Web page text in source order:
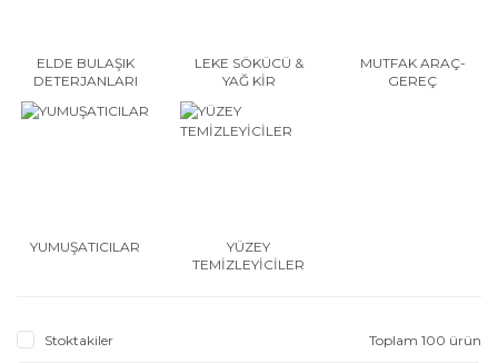
ELDE BULAŞIK
DETERJANLARI
LEKE SÖKÜCÜ &
YAĞ KİR
MUTFAK ARAÇ-
GEREÇ
YUMUŞATICILAR
YÜZEY
TEMİZLEYİCİLER
Stoktakiler Toplam 100 ürün